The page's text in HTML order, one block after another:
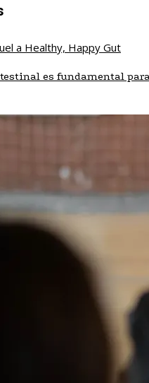
es fundamental